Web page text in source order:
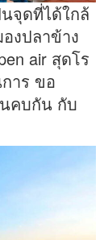
นจุดที่ได้ใกล้
งปลาข้าง
air สุดโร
าร ขอ
คบกัน กับ